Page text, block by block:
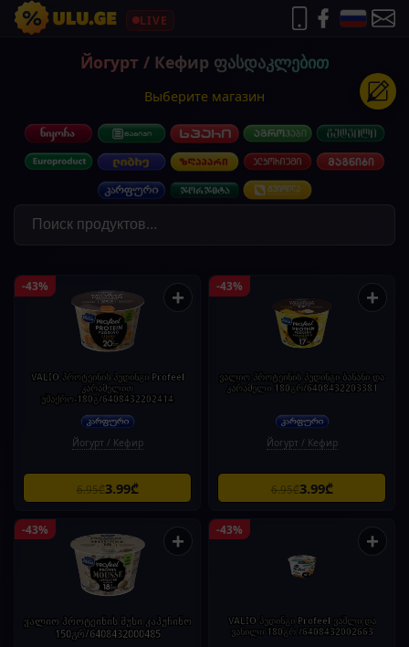
LIVE
Йогурт / Кефир ფასდაკლებით
Выберите магазин
-43% +
VALIO პროტეინის პუდინგი Profeel
კარამელით
უშაქრო-180გ/6408432202414
Йогурт / Кефир
6.95₾3.99₾
-43% +
ვალიო პროტეინის პუდინგი ბანანი და
კარამელი 180გრ/6408432203381
Йогурт / Кефир
6.95₾3.99₾
-43% +
ვალიო პროტეინის მუსი კაპუჩინო
150გრ/6408432000485
-43% +
VALIO პუდინგი Profeel ვაშლი და
ვანილი 180გრ /6408432002663